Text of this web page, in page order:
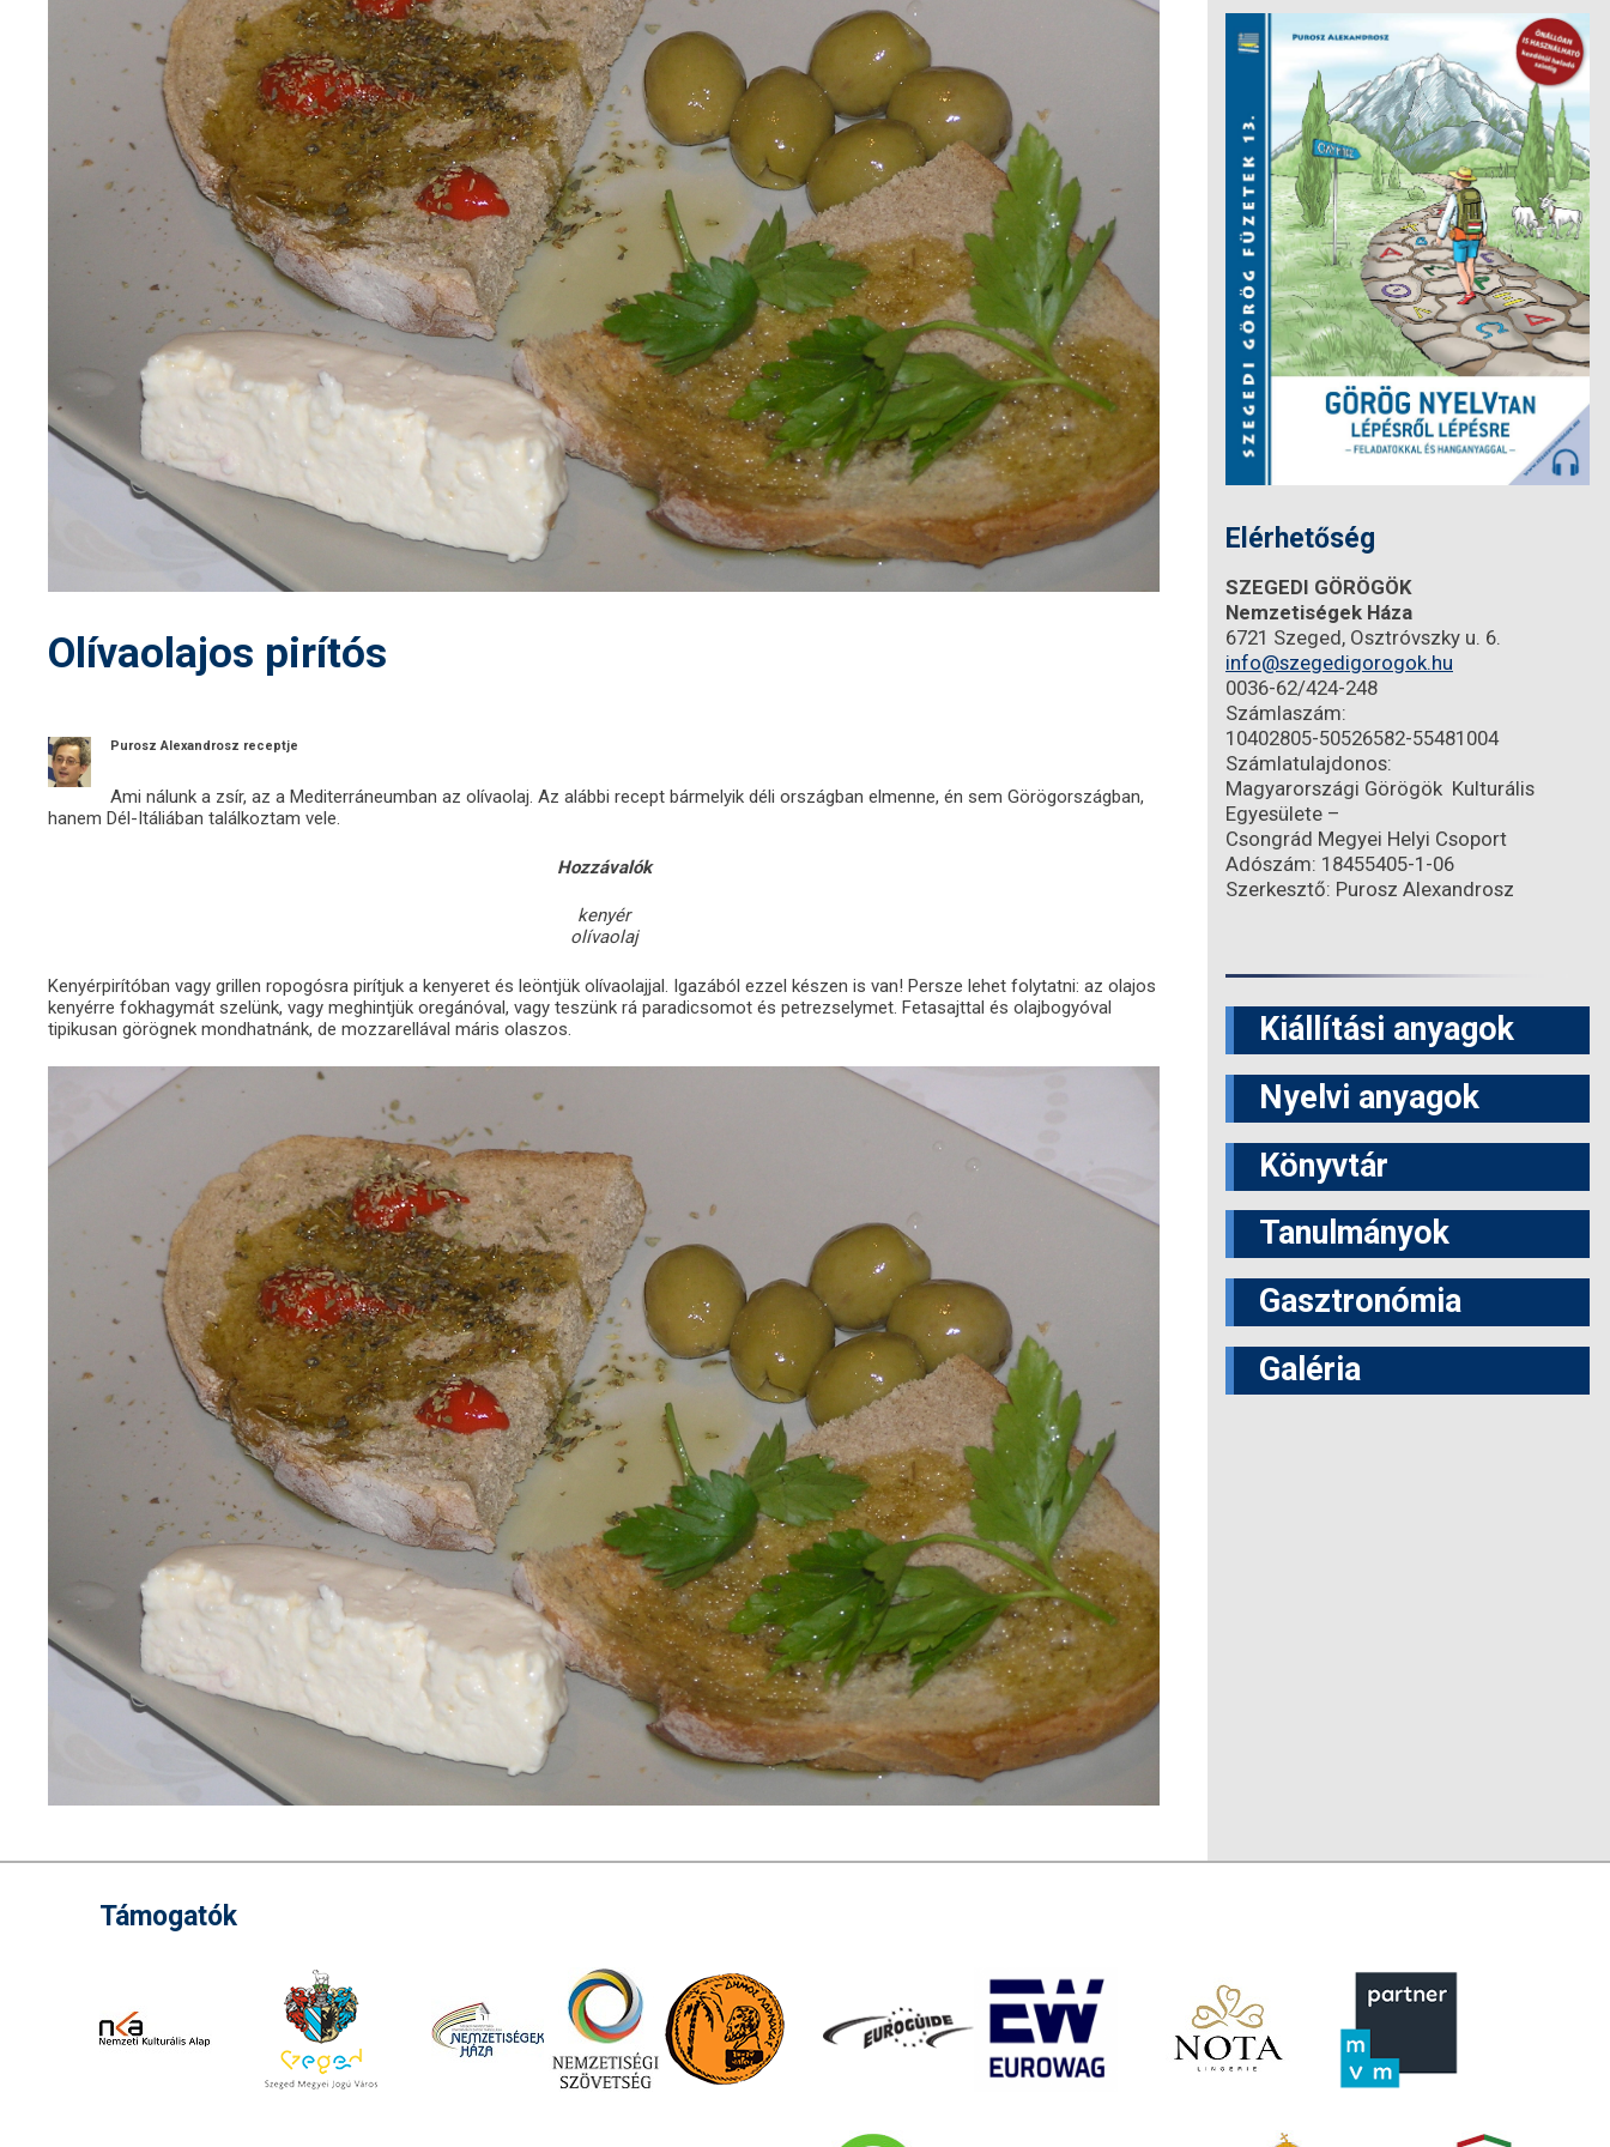
Olívaolajos pirítós
Purosz Alexandrosz receptje
Ami nálunk a zsír, az a Mediterráneumban az olívaolaj. Az alábbi recept bármelyik déli országban elmenne, én sem Görögországban,
hanem Dél-Itáliában találkoztam vele.
Hozzávalók
kenyér
olívaolaj
Kenyérpirítóban vagy grillen ropogósra pirítjuk a kenyeret és leöntjük olívaolajjal. Igazából ezzel készen is van! Persze lehet folytatni: az olajos
kenyérre fokhagymát szelünk, vagy meghintjük oregánóval, vagy teszünk rá paradicsomot és petrezselymet. Fetasajttal és olajbogyóval
tipikusan görögnek mondhatnánk, de mozzarellával máris olaszos.
Elérhetőség
SZEGEDI GÖRÖGÖK
Nemzetiségek Háza
6721 Szeged, Osztróvszky u. 6.
info@szegedigorogok.hu
0036-62/424-248
Számlaszám:
10402805-50526582-55481004
Számlatulajdonos:
Magyarországi Görögök Kulturális
Egyesülete –
Csongrád Megyei Helyi Csoport
Adószám: 18455405-1-06
Szerkesztő: Purosz Alexandrosz
Kiállítási anyagok
Nyelvi anyagok
Könyvtár
Tanulmányok
Gasztronómia
Galéria
Támogatók